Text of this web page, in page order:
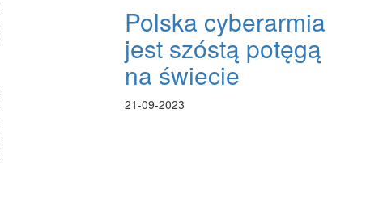
Polska cyberarmia
jest szóstą potęgą
na świecie
21-09-2023